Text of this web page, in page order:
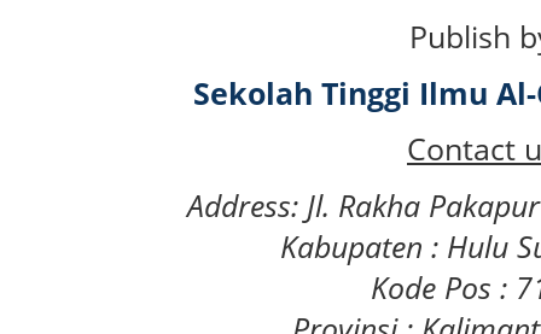
Publish
Sekolah Tinggi Ilmu
Contact
Address: Jl. Rakha
Kabupaten : Hulu
Kode Pos :